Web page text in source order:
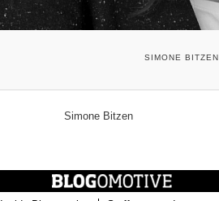
SIMONE BITZEN
Simone Bitzen